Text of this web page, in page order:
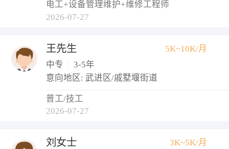
电工+设备管理维护+维修工程师
2026-07-27
王先生
5K~10K/月
中专
3-5年
意向地区: 武进区/戚墅堰街道
普工/技工
2026-07-27
刘女士
3K~5K/月